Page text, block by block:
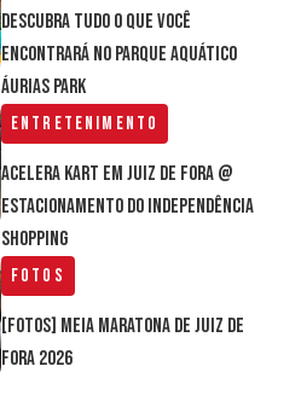
Descubra tudo o que você
encontrará no parque aquático
Áurias Park
Entretenimento
Acelera Kart em Juiz de Fora @
estacionamento do Independência
Shopping
Fotos
[FOTOS] Meia Maratona de Juiz de
Fora 2026